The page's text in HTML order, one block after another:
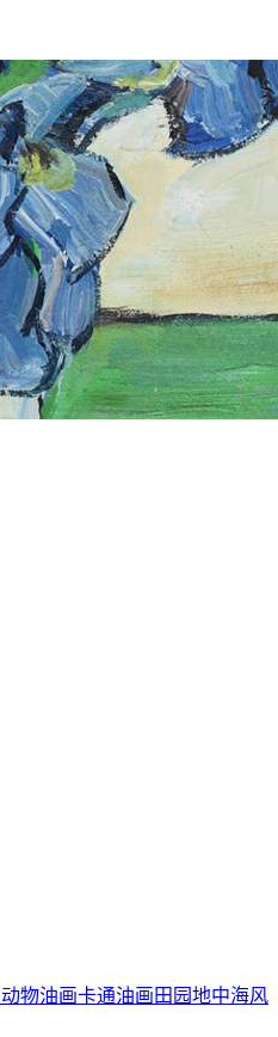
动物油画卡通油画田园地中海风